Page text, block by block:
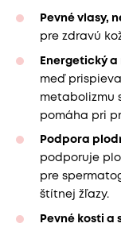
Pevné vlasy,
pre zdravú
Energetický
meď
metabolizmu
pomáha pri
Podpora
podporuje
pre
štítnej žľazy.
Pevné kosti a